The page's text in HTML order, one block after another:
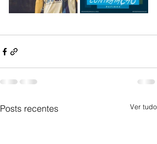
Posts recentes Ver tudo